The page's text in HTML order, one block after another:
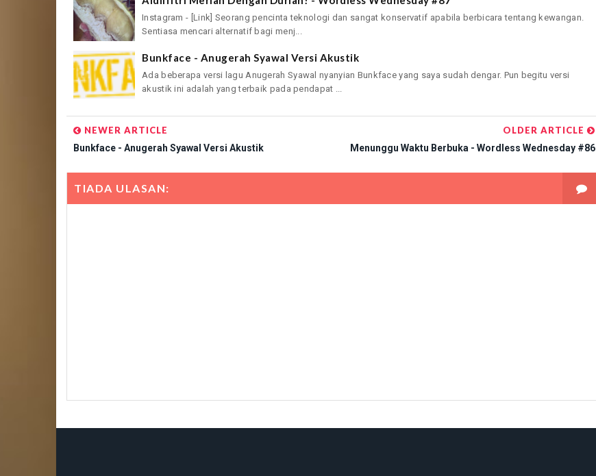
Instagram - [Link] Seorang pencinta teknologi dan sangat konservatif apabila berbicara tentang kewangan.
Sentiasa mencari alternatif bagi menj...
Bunkface - Anugerah Syawal Versi Akustik
Ada beberapa versi lagu Anugerah Syawal nyanyian Bunkface yang saya sudah dengar. Pun begitu versi
akustik ini adalah yang terbaik pada pendapat ...
NEWER ARTICLE
Bunkface - Anugerah Syawal Versi Akustik
OLDER ARTICLE
Menunggu Waktu Berbuka - Wordless Wednesday #86
TIADA ULASAN: